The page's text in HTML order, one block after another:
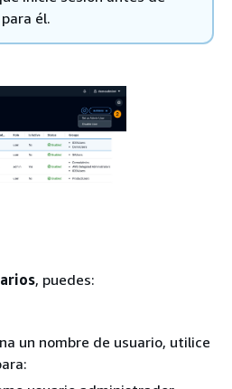
él.
, puedes:
un nombre de usuario, utilice